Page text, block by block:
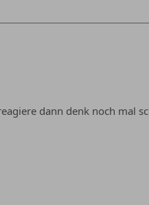
dann denk noch mal